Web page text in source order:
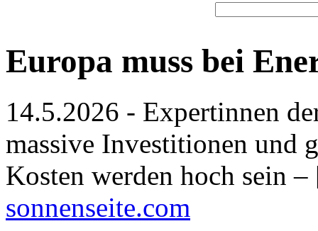
Europa muss bei
14.5.2026 - Expertinnen
massive Investitionen und
Kosten werden hoch sein
sonnenseite.com